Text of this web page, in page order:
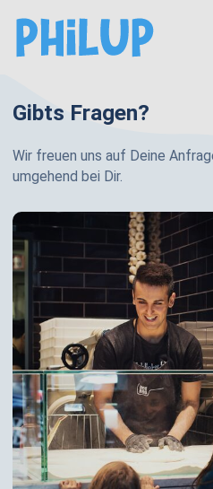
Gibts Fragen?
Wir freuen uns auf Deine
umgehend bei Dir.